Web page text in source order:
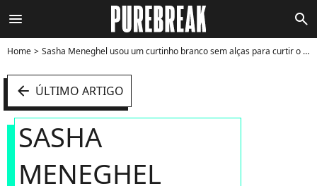
menu search
Home Sasha Meneghel usou um curtinho branco sem alças para curtir o Réveillon 2024 - Foto
arrow_left ÚLTIMO ARTIGO
SASHA
MENEGHEL